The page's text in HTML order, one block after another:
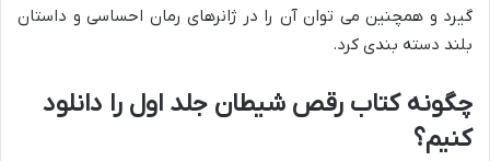
گیرد و همچنین می توان آن را در ژانرهای رمان احساسی و داستان
بلند دسته بندی کرد.
چگونه کتاب رقص شیطان جلد اول را دانلود
کنیم؟